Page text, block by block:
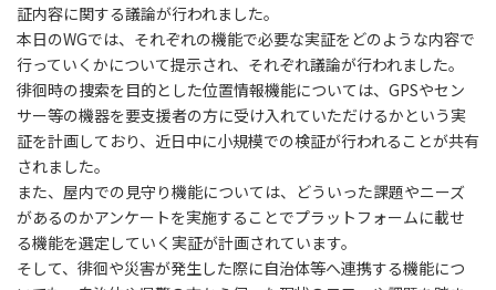
証内容に関する議論が行われました。
本日のWGでは、それぞれの機能で必要な実証をどのような内容で
行っていくかについて提示され、それぞれ議論が行われました。
徘徊時の捜索を目的とした位置情報機能については、GPSやセン
サー等の機器を要支援者の方に受け入れていただけるかという実
証を計画しており、近日中に小規模での検証が行われることが共有
されました。
また、屋内での見守り機能については、どういった課題やニーズ
があるのかアンケートを実施することでプラットフォームに載せ
る機能を選定していく実証が計画されています。
そして、徘徊や災害が発生した際に自治体等へ連携する機能につ